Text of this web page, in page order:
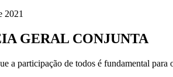
2021
GERAL CONJUNTA
a participação de todos é fundamental